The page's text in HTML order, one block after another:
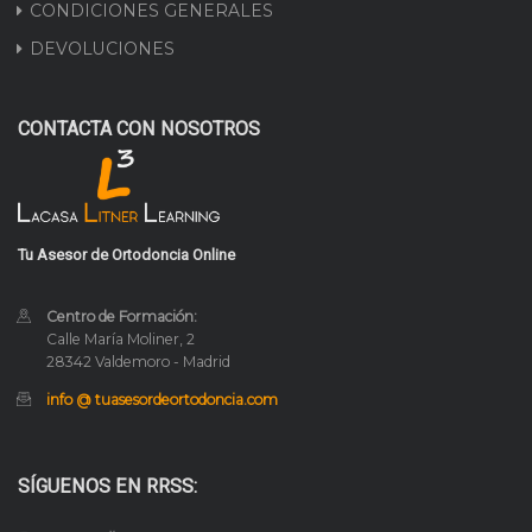
CONDICIONES GENERALES
DEVOLUCIONES
CONTACTA CON NOSOTROS
Tu Asesor de Ortodoncia Online
Centro de Formación:
Calle María Moliner, 2
28342 Valdemoro - Madrid
info @ tuasesordeortodoncia.com
SÍGUENOS EN RRSS: